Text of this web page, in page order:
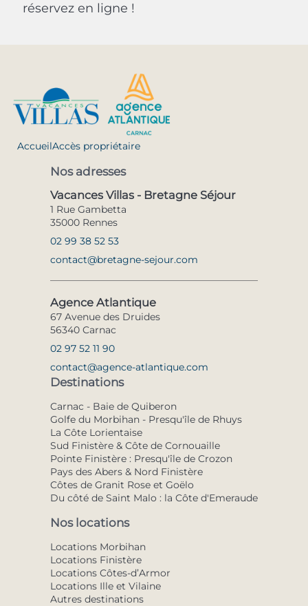
réservez en ligne !
AccueilAccès propriétaire
Nos adresses
Vacances Villas - Bretagne Séjour
1 Rue Gambetta
35000 Rennes
02 99 38 52 53
contact@bretagne-sejour.com
Agence Atlantique
67 Avenue des Druides
56340 Carnac
02 97 52 11 90
contact@agence-atlantique.com
Destinations
Carnac - Baie de Quiberon
Golfe du Morbihan - Presqu'île de Rhuys
La Côte Lorientaise
Sud Finistère & Côte de Cornouaille
Pointe Finistère : Presqu'île de Crozon
Pays des Abers & Nord Finistère
Côtes de Granit Rose et Goëlo
Du côté de Saint Malo : la Côte d'Emeraude
Nos locations
Locations Morbihan
Locations Finistère
Locations Côtes-d’Armor
Locations Ille et Vilaine
Autres destinations